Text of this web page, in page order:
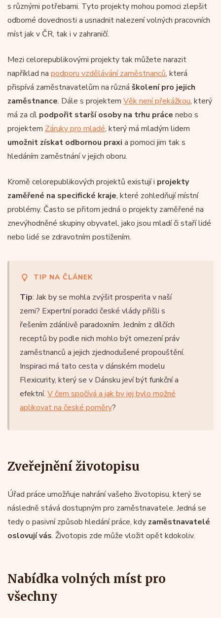
s různými potřebami. Tyto projekty mohou pomoci zlepšit
odborné dovednosti a usnadnit nalezení volných pracovních
míst jak v ČR, tak i v zahraničí.
Mezi celorepublikovými projekty tak můžete narazit
například na podporu vzdělávání zaměstnanců, která
přispívá zaměstnavatelům na různá školení pro jejich
zaměstnance. Dále s projektem Věk není překážkou, který
má za cíl podpořit starší osoby na trhu práce nebo s
projektem Záruky pro mladé, který má mladým lidem
umožnit získat odbornou praxi a pomoci jim tak s
hledáním zaměstnání v jejich oboru.
Kromě celorepublikových projektů existují i projekty
zaměřené na specifické kraje, které zohledňují místní
problémy. Často se přitom jedná o projekty zaměřené na
znevýhodněné skupiny obyvatel, jako jsou mladí či staří lidé
nebo lidé se zdravotním postižením.
TIP NA ČLÁNEK
Tip: Jak by se mohla zvýšit prosperita v naší
zemi? Expertní poradci české vlády přišli s
řešením zdánlivě paradoxním. Jedním z dílčích
receptů by podle nich mohlo být omezení práv
zaměstnanců a jejich zjednodušené propouštění.
Inspiraci má tato cesta v dánském modelu
Flexicurity, který se v Dánsku jeví být funkční a
efektní. V čem spočívá a jak by jej bylo možné
aplikovat na české poměry?
Zveřejnění životopisu
Úřad práce umožňuje nahrání vašeho životopisu, který se
následně stává dostupným pro zaměstnavatele. Jedná se
tedy o pasivní způsob hledání práce, kdy zaměstnavatelé
oslovují vás. Životopis zde může vložit opět kdokoliv.
Nabídka volných míst pro
všechny